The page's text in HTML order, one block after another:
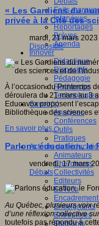
Faits
Interviews
Reportages
Brèves
Agenda
Innover
Didactique
Dispositifs
Pédagogie
Recherche
Technologies
Savoir(s)
Analyses
Conférences
Outils
Pratiques
Acteurs de
Animateurs
Chercheurs
Collectivités
Editeurs
EdTech
Encadrement
Enseignants
Entreprises
Etudiants
« Les Gardiens du
privée à la Cité des
mardi, 21 mars 2023
Dispositifs
À l’occasion du Printemps
déroulera du 21 mars au 3
Educavox proposent
Bibliothèque des sciences
En savoir plus...
Parlons éducation, le
vendredi, 17 mars
Débats
Au Québec, plusieurs voix
d’une réflexion collective
toutefois pas répondu à